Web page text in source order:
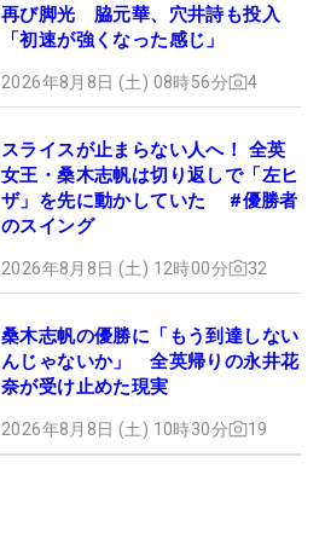
再び脚光 脇元華、穴井詩も投入
「初速が強くなった感じ」
2026年8月8日 (土) 08時56分 4
スライスが止まらない人へ！ 全英
女王・桑木志帆は切り返しで「左ヒ
ザ」を先に動かしていた #優勝者
のスイング
2026年8月8日 (土) 12時00分 32
桑木志帆の優勝に「もう到達しない
んじゃないか」 全英帰りの永井花
奈が受け止めた現実
2026年8月8日 (土) 10時30分 19